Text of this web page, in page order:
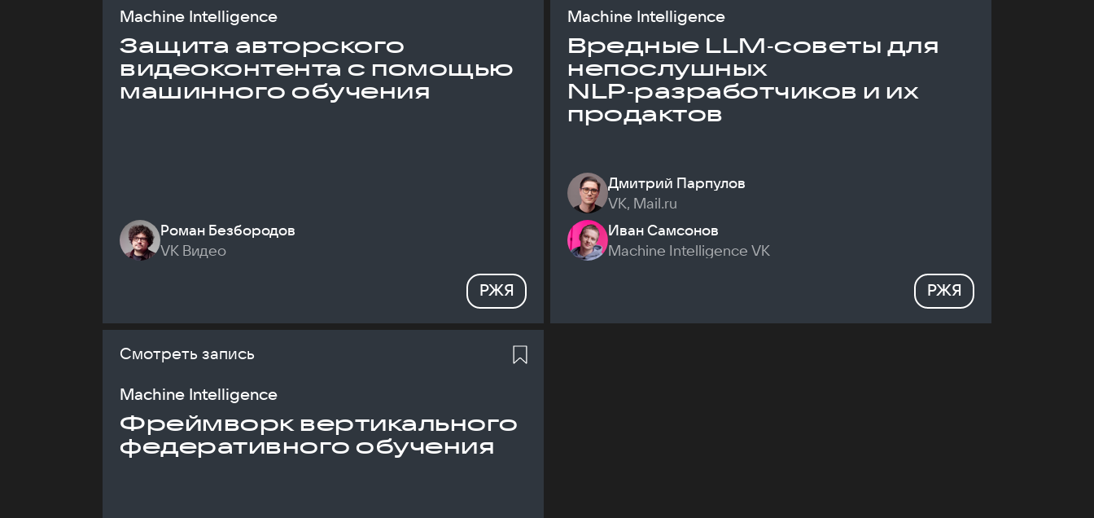
Machine Intelligence
Защита авторского
видеоконтента с помощью
машинного обучения
Роман Безбородов
VK Видео
РЖЯ
Machine Intelligence
Вредные LLM‑советы для
непослушных
NLP‑разработчиков и их
продактов
Дмитрий Парпулов
VK, Mail.ru
Иван Самсонов
Machine Intelligence VK
РЖЯ
Смотреть запись
Machine Intelligence
Фреймворк вертикального
федеративного обучения